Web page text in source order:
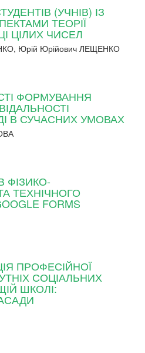
(УЧНІВ) ІЗ
ТЕОРІЇ
ЦІЛИХ ЧИСЕЛ
Юрій Юрійович ЛЕЩЕНКО
ФОРМУВАННЯ
В СУЧАСНИХ УМОВАХ
ФІЗИКО-
ТЕХНІЧНОГО
FORMS
ПРОФЕСІЙНОЇ
СОЦІАЛЬНИХ
ШКОЛІ: